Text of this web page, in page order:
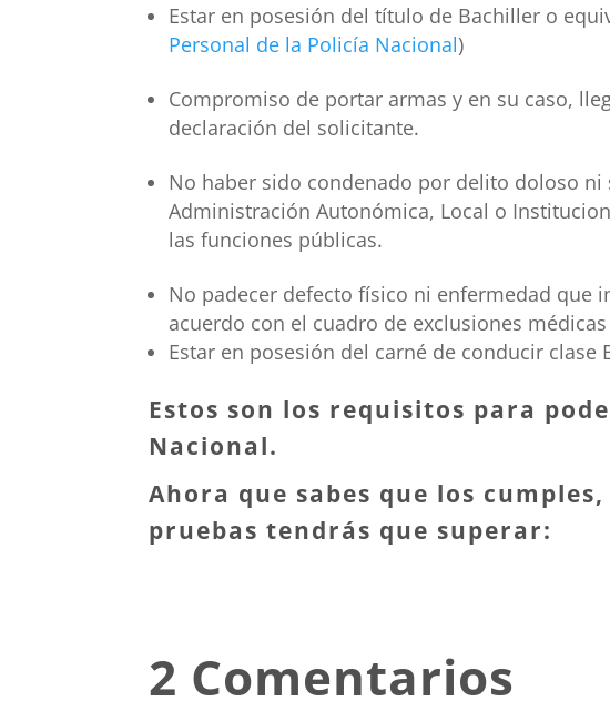
Estar en posesión del título de Bachiller o
Personal de la Policía Nacional)
Compromiso de portar armas y en su caso,
declaración del solicitante.
No haber sido condenado por delito doloso
Administración Autonómica, Local o
las funciones públicas.
No padecer defecto físico ni enfermedad que
acuerdo con el cuadro de exclusiones
Estar en posesión del carné de conducir
Estos son los requisitos para
Nacional.
Ahora que sabes que los
pruebas tendrás que superar:
2 Comentarios